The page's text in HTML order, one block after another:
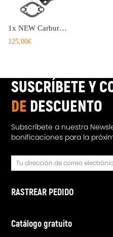
1x NEW Carburetor Carburador compatible para Ford 1957 1960 1962 144 170 200 223 6CYL
125,00€
SUSCRÍBETE Y
DE DESCUENTO
Subscríbete a nuestra
bonificaciones para la
RASTREAR PEDIDO
Catálogo gratuito